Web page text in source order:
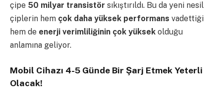
çipe 50 milyar transistör sıkıştırıldı. Bu da yeni nesil
çiplerin hem çok daha yüksek performans vadettiği
hem de enerji verimliliğinin çok yüksek olduğu
anlamına geliyor.
Mobil Cihazı 4-5 Günde Bir Şarj Etmek Yeterli
Olacak!